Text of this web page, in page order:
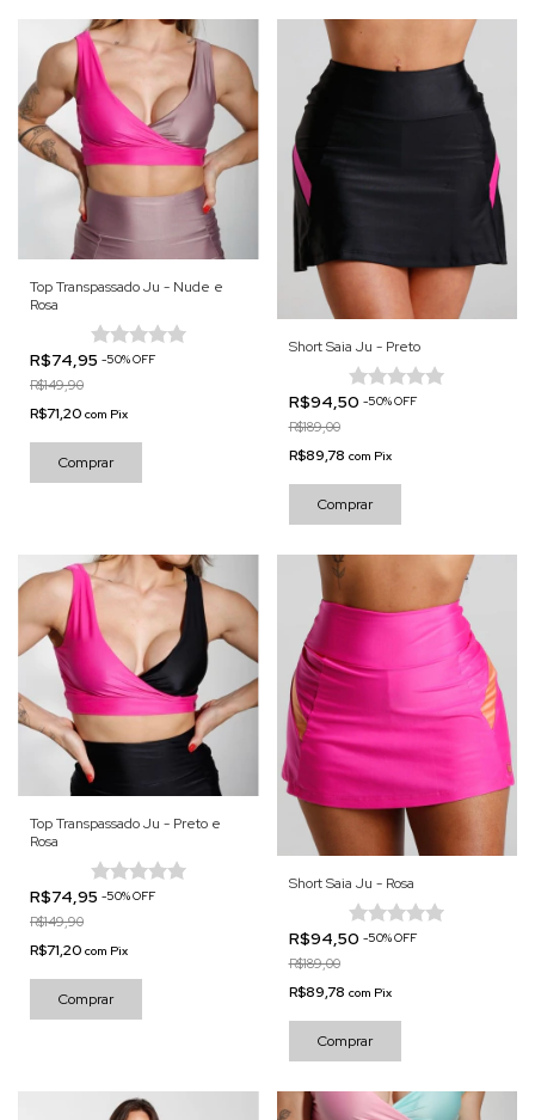
Top Transpassado Ju - Nude e
Rosa
R$74,95 -50%OFF
R$149,90
R$71,20 com Pix
Comprar
Short Saia Ju - Preto
R$94,50 -50%OFF
R$189,00
R$89,78 com Pix
Comprar
Top Transpassado Ju - Preto e
Rosa
R$74,95 -50%OFF
R$149,90
R$71,20 com Pix
Comprar
Short Saia Ju - Rosa
R$94,50 -50%OFF
R$189,00
R$89,78 com Pix
Comprar